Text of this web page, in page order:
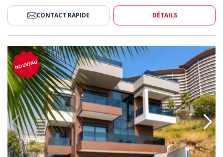
CONTACT RAPIDE DÉTAILS
Mer Et Piscine À Alanya, Turquie 2 Villa Individuelle Avec Vue Sur
NOUVEAU